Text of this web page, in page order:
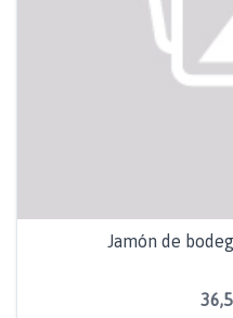
Jamón de